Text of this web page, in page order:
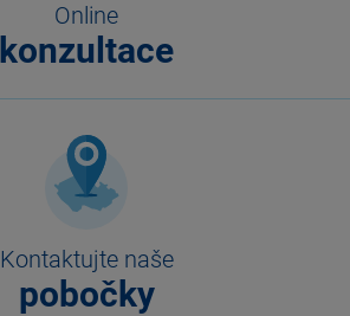
Online
konzultace
Kontaktujte naše
pobočky